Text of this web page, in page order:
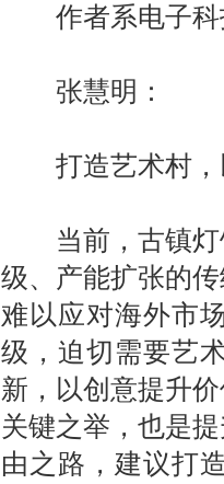
作者系电子科
张慧明：
打造艺术村，
当前，古镇灯
级、产能扩张的
难以应对海外市
级，迫切需要艺
新，以创意提升
关键之举，也是
由之路，建议打